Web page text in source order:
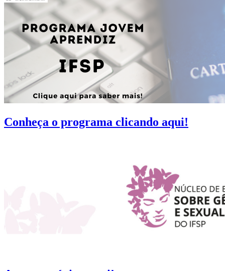
Conheça o programa clicando aqui!